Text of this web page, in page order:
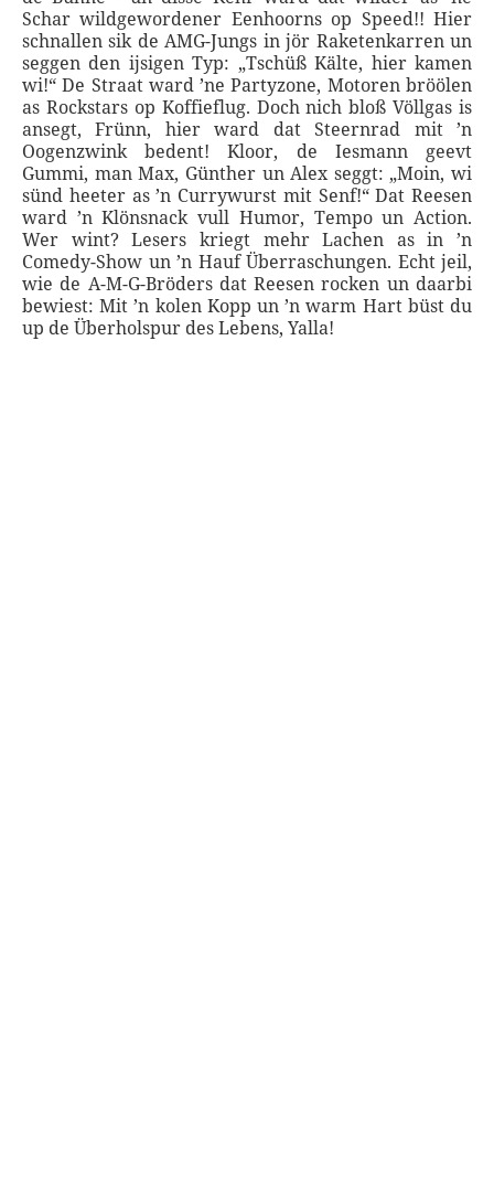
Schar wildgewordener Eenhoorns op Speed!! Hier
schnallen sik de AMG-Jungs in jör Raketenkarren un
seggen den ijsigen Typ: „Tschüß Kälte, hier kamen
wi!“ De Straat ward ’ne Partyzone, Motoren bröölen
as Rockstars op Koffieflug. Doch nich bloß Völlgas is
ansegt, Frünn, hier ward dat Steernrad mit ’n
Oogenzwink bedent! Kloor, de Iesmann geevt
Gummi, man Max, Günther un Alex seggt: „Moin, wi
sünd heeter as ’n Currywurst mit Senf!“ Dat Reesen
ward ’n Klönsnack vull Humor, Tempo un Action.
Wer wint? Lesers kriegt mehr Lachen as in ’n
Comedy-Show un ’n Hauf Überraschungen. Echt jeil,
wie de A-M-G-Bröders dat Reesen rocken un daarbi
bewiest: Mit ’n kolen Kopp un ’n warm Hart büst du
up de Überholspur des Lebens, Yalla!